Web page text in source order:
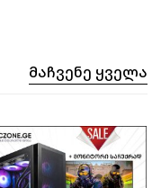
Მაჩვენე Ყველა